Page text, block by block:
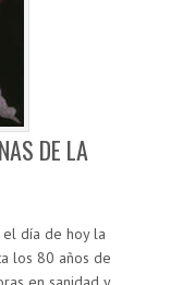
DE LA
el día de hoy la
los 80 años de